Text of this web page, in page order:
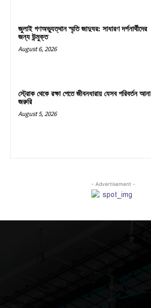
জুলাই গণঅভ্যুত্থান স্মৃতি জাদুঘর: সাধারণ দর্শনার্থীদের
জন্য উন্মুক্ত
August 6, 2026
স্ট্রোক থেকে রক্ষা পেতে জীবনধারায় যেসব পরিবর্তন আনা
জরুরি
August 5, 2026
- Advertisement -